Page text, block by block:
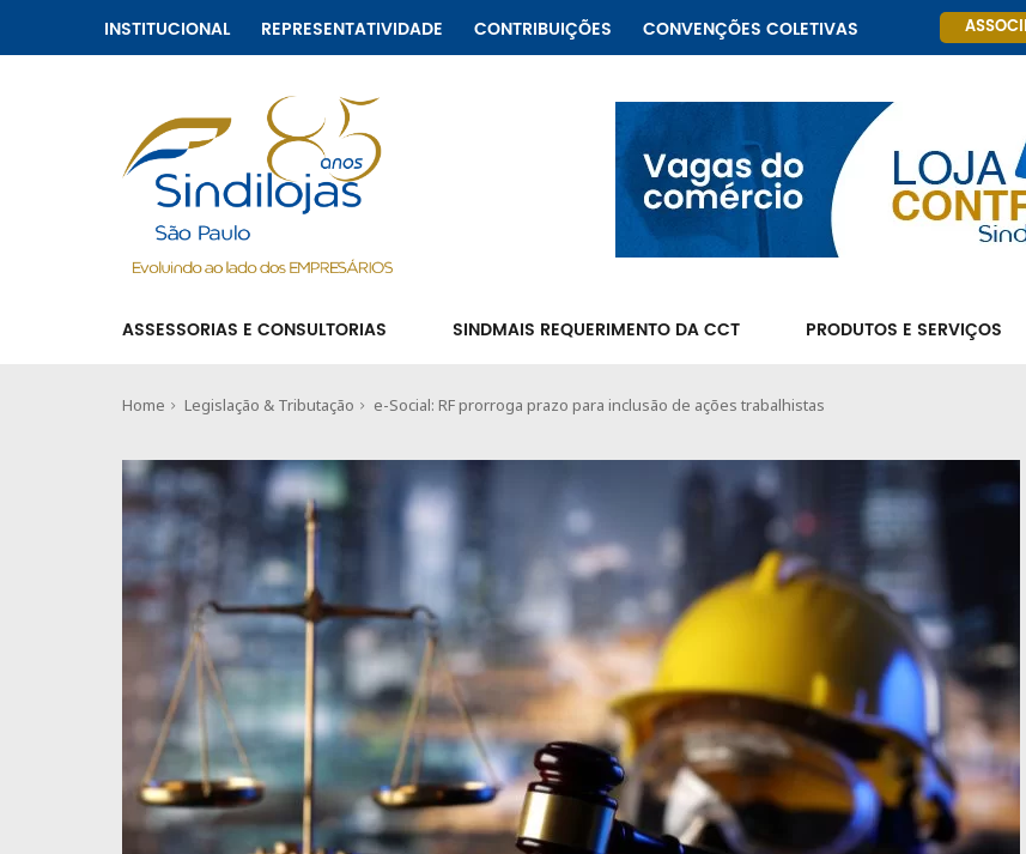
INSTITUCIONAL REPRESENTATIVIDADE CONTRIBUIÇÕES CONVENÇÕES COLETIVAS
ASSESSORIAS E CONSULTORIAS SINDMAIS REQUERIMENTO DA CCT PRODUTOS E SERVIÇOS
Home Legislação & Tributação e-Social: RF prorroga prazo para inclusão de ações trabalhistas